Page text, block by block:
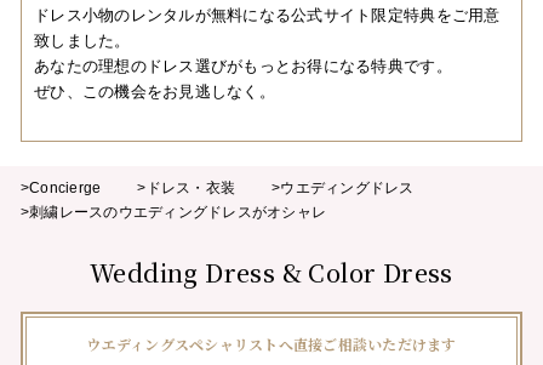
ドレス小物のレンタルが無料になる公式サイト限定特典をご用意
致しました。
あなたの理想のドレス選びがもっとお得になる特典です。
ぜひ、この機会をお見逃しなく。
>Concierge >ドレス・衣装
>ウエディングドレス
>刺繍レースのウエディングドレスがオシャレ
Wedding Dress & Color Dress
ウエディングスペシャリストへ直接ご相談いただけます